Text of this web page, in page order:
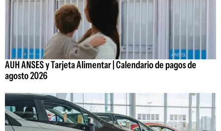
AUH ANSES y Tarjeta Alimentar | Calendario de pagos de
agosto 2026